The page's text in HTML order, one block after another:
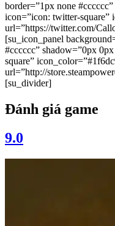
border=”1px none
icon=”icon: twitter-square”
url=”https://twitter.com/
[su_icon_panel
#cccccc” shadow=”0px
square”
url=”http://
[su_divider]
Đánh giá game
9.0